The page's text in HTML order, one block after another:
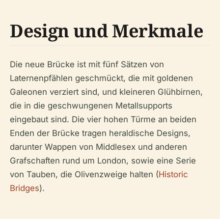
Design und Merkmale
Die neue Brücke ist mit fünf Sätzen von
Laternenpfählen geschmückt, die mit goldenen
Galeonen verziert sind, und kleineren Glühbirnen,
die in die geschwungenen Metallsupports
eingebaut sind. Die vier hohen Türme an beiden
Enden der Brücke tragen heraldische Designs,
darunter Wappen von Middlesex und anderen
Grafschaften rund um London, sowie eine Serie
von Tauben, die Olivenzweige halten (Historic
Bridges).